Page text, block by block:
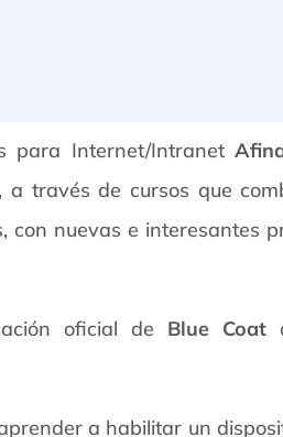
para Internet/Intranet
través de cursos que
nuevas e interesantes
oficial de Blue Coat
a habilitar un